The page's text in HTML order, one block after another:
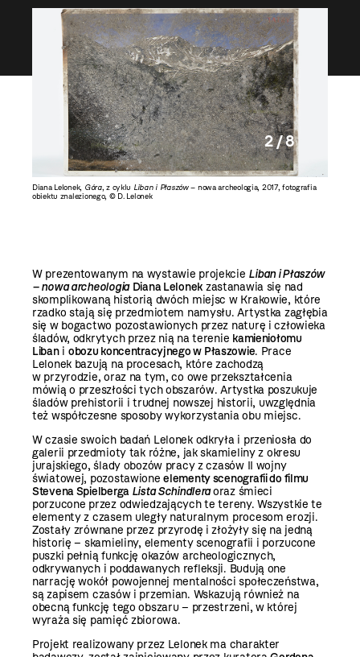
Diana Lelonek, Góra, z cyklu Liban i Płaszów– nowa archeologia, 2017, fotografia
obiektu znalezionego, © D. Lelonek
2 / 8
W prezentowanym na wystawie projekcie Liban i Płaszów
– nowa archeologia Diana Lelonek zastanawia się nad
skomplikowaną historią dwóch miejsc w Krakowie, które
rzadko stają się przedmiotem namysłu. Artystka zagłębia
się w bogactwo pozostawionych przez naturę i człowieka
śladów, odkrytych przez nią na terenie kamieniołomu
Libani obozu koncentracyjnego w Płaszowie. Prace
Lelonek bazują na procesach, które zachodzą
w przyrodzie, oraz na tym, co owe przekształcenia
mówią o przeszłości tych obszarów. Artystka poszukuje
śladów prehistorii i trudnej nowszej historii, uwzględnia
też współczesne sposoby wykorzystania obu miejsc.
W czasie swoich badań Lelonek odkryła i przeniosła do
galerii przedmioty tak różne, jak skamieliny z okresu
jurajskiego, ślady obozów pracy z czasów II wojny
światowej, pozostawioneelementy scenografii do filmu
Stevena Spielberga Lista Schindleraoraz śmieci
porzucone przez odwiedzających te tereny. Wszystkie te
elementy z czasem uległy naturalnym procesom erozji.
Zostały zrównane przez przyrodę i złożyły się na jedną
historię – skamieliny, elementy scenografii i porzucone
puszki pełnią funkcję okazów archeologicznych,
odkrywanych i poddawanych refleksji. Budują one
narrację wokół powojennej mentalności społeczeństwa,
są zapisem czasów i przemian. Wskazują również na
obecną funkcję tego obszaru – przestrzeni, w której
wyraża się pamięć zbiorowa.
Projekt realizowany przez Lelonek ma charakter